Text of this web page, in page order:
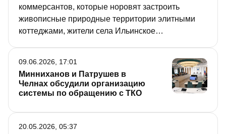
коммерсантов, которые норовят застроить
живописные природные территории элитными
коттеджами, жители села Ильинское
природоохранная прокуратура. Правда,
непонятно, куда она смотрела раньше, когда
застройщики начали наступление на водоемы.
Минниханов и Патрушев в
Челнах обсудили организацию
системы по обращению с ТКО
09.06.2026, 17:01
20.05.2026, 05:37